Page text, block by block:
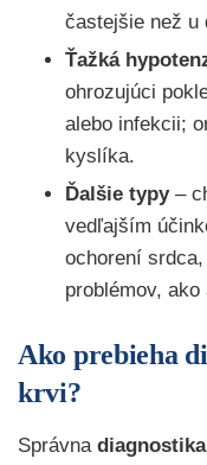
častejšie než u
Ťažká
ohrozujúci
alebo infekcii;
kyslíka.
Ďalšie typy–
vedľajším
ochorení
problémov,
Ako prebieha
krvi?
Správna